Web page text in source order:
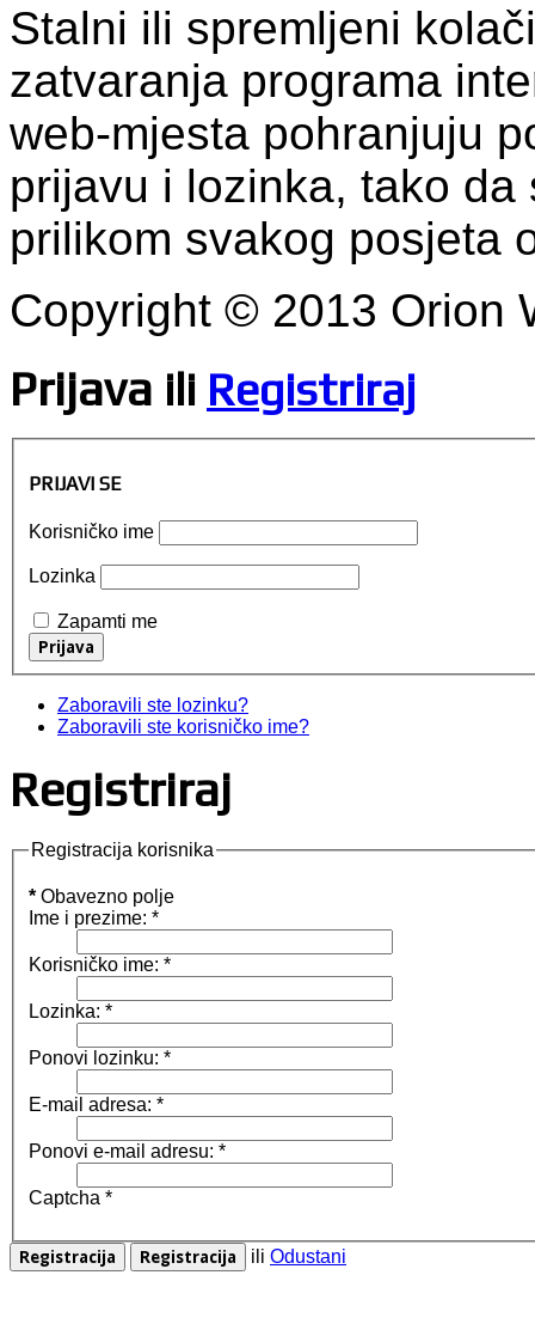
Stalni ili spremljeni
zatvaranja programa
web-mjesta pohranjuju
prijavu i lozinka, tako
prilikom svakog posjeta
Copyright © 2013 Orion
Prijava ili Registriraj
PRIJAVI SE
Korisničko ime
Lozinka
Zapamti me
Zaboravili ste lozinku?
Zaboravili ste korisničko ime?
Registriraj
Registracija korisnika
* Obavezno polje
Ime i prezime: *
Korisničko ime: *
Lozinka: *
Ponovi lozinku: *
E-mail adresa: *
Ponovi e-mail adresu: *
Captcha *
ili Odustani